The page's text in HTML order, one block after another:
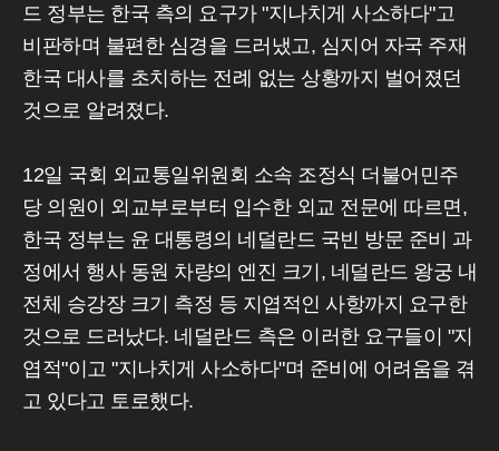
드 정부는 한국 측의 요구가 "지나치게 사소하다"고
비판하며 불편한 심경을 드러냈고, 심지어 자국 주재
한국 대사를 초치하는 전례 없는 상황까지 벌어졌던
것으로 알려졌다.
12일 국회 외교통일위원회 소속 조정식 더불어민주
당 의원이 외교부로부터 입수한 외교 전문에 따르면,
한국 정부는 윤 대통령의 네덜란드 국빈 방문 준비 과
정에서 행사 동원 차량의 엔진 크기, 네덜란드 왕궁 내
전체 승강장 크기 측정 등 지엽적인 사항까지 요구한
것으로 드러났다. 네덜란드 측은 이러한 요구들이 "지
엽적"이고 "지나치게 사소하다"며 준비에 어려움을 겪
고 있다고 토로했다.